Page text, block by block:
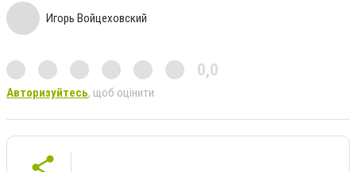
Игорь Войцеховский
0,0
Авторизуйтесь, щоб оцінити